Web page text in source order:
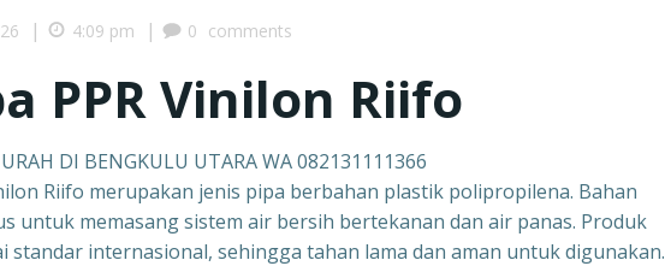
| 4:09 pm | 0 comments
PPR Vinilon Riifo
DI BENGKULU UTARA WA 082131111366
Riifo merupakan jenis pipa berbahan plastik polipropilena. Bahan
untuk memasang sistem air bersih bertekanan dan air panas. Produk
standar internasional, sehingga tahan lama dan aman untuk digunakan.